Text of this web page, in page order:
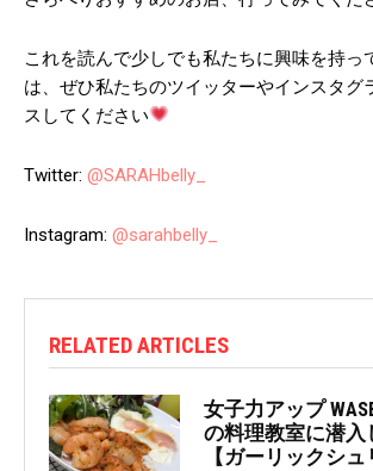
これを読んで少しでも私たちに興味を持っ
は、ぜひ私たちのツイッターやインスタグ
スしてください
Twitter: @SARAHbelly_
Instagram: @sarahbelly_
RELATED ARTICLES
女子力アップ
の料理教室に潜入
【ガーリックシュ